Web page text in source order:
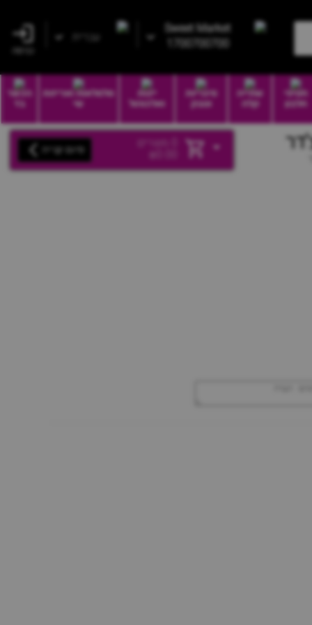
עברית
Sweet Market
1700700700
חטיפי
חלבון
שתייה
קלה
סיגריות
וטבק
יינות
ואלכוהול
סלסלאות ואריזות
שי
הכשר
בד
מוצרים
₪ סיום קנייה